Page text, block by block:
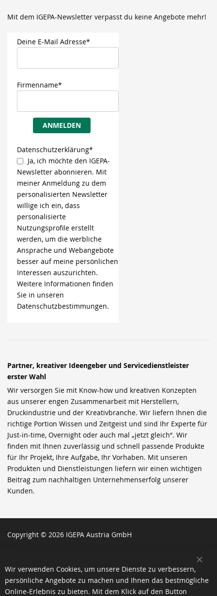
Mit dem IGEPA-Newsletter verpasst du keine Angebote mehr!
Deine E-Mail Adresse*
Firmenname*
ANMELDEN
Datenschutzerklärung*
Ja, ich möchte den IGEPA-
Newsletter abonnieren. Mit
meiner Anmeldung zu dem
personalisierten Newsletter
willige ich ein, dass
personalisierte
Nutzungsprofile erstellt
werden, um die werbliche
Ansprache und Webangebote
besser auf meine persönlichen
Interessen auszurichten.
Weitere Informationen finden
Sie in unseren
Datenschutzbestimmungen.
Partner, kreativer Ideengeber und Servicedienstleister
erster Wahl
Wir versorgen Sie mit Know-how und kreativen Konzepten
aus unserer engen Zusammenarbeit mit Herstellern,
Druckindustrie und der Kreativbranche. Wir liefern Ihnen die
richtige Portion Wissen und Zeitgeist und sind Ihr Experte für
Just-in-time, Overnight oder auch mal „jetzt gleich“. Wir
finden mit Ihnen zuverlässig und schnell passende Produkte
für Ihr Projekt, Ihre Aufgabe, Ihr Vorhaben. Mit unseren
Produkten und Dienstleistungen liefern wir einen wichtigen
Beitrag zum nachhaltigen Unternehmenserfolg unserer
Kunden.
Copyright © 2026 IGEPA Austria GmbH
Wir verwenden Cookies, um unsere Dienste zu verbessern,
persönliche Angebote zu machen und Ihnen das bestmögliche
Online-Erlebnis zu bieten. Mit dem Klick auf den Button